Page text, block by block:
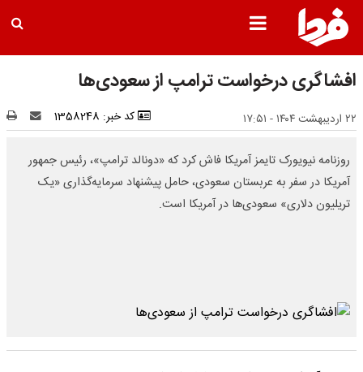
افشاگری درخواست ترامپ از سعودی‌ها
۲۲ اردیبهشت ۱۴۰۴ - ۱۷:۵۱ کد خبر: 1358248
روزنامه نیویورک تایمز آمریکا فاش کرد که «دونالد ترامپ»، رئیس جمهور
آمریکا در سفر به عربستان سعودی، حامل پیشنهاد سرمایه‌گذاری «یک
تریلیون دلاری» سعودی‌ها در آمریکا است.